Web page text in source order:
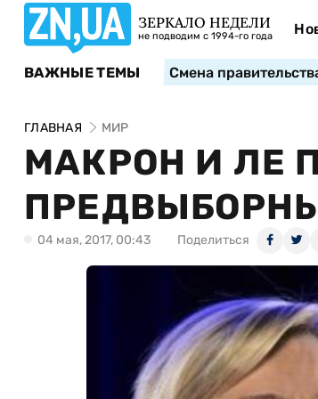
ЗЕРКАЛО НЕДЕЛИ
не подводим с 1994-го года
ВАЖНЫЕ ТЕМЫ Смена
ГЛАВНАЯ МИР
МАКРОН И ЛЕ
04 мая, 2017, 00:43 Поделиться